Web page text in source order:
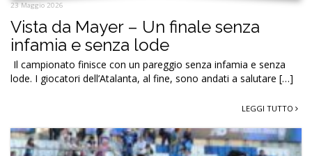
23 Maggio 2026
Vista da Mayer – Un finale senza
infamia e senza lode
Il campionato finisce con un pareggio senza infamia e senza
lode. I giocatori dell’Atalanta, al fine, sono andati a salutare […]
LEGGI TUTTO